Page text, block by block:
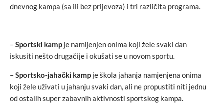
dnevnog kampa (sa ili bez prijevoza) i tri različita programa.
–Sportski kamp je namijenjen onima koji žele svaki dan
iskusiti nešto drugačije i okušati se u novom sportu.
–Sportsko-jahački kamp je škola jahanja namjenjena onima
koji žele uživati u jahanju svaki dan, ali ne propustiti niti jednu
od ostalih super zabavnih aktivnosti sportskog kampa.